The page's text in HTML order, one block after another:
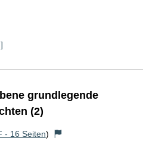
grundlegende
(2)
- 16 Seiten)